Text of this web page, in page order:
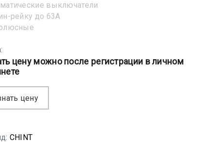
выключатели
рейку до 63А
цену можно после регистрации в личном
цену
CHINT